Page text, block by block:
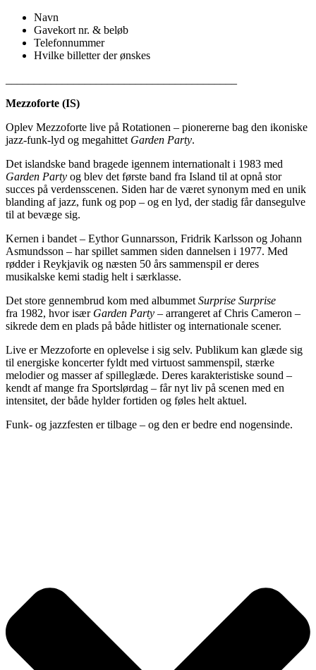
Navn
Gavekort nr. & beløb
Telefonnummer
Hvilke billetter der ønskes
Mezzoforte (IS)
Oplev Mezzoforte live på Rotationen – pionererne bag den ikoniske
jazz-funk-lyd og megahittet Garden Party.
Det islandske band bragede igennem internationalt i 1983 med
Garden Party og blev det første band fra Island til at opnå stor
succes på verdensscenen. Siden har de været synonym med en unik
blanding af jazz, funk og pop – og en lyd, der stadig får dansegulve
til at bevæge sig.
Kernen i bandet – Eythor Gunnarsson, Fridrik Karlsson og Johann
Asmundsson – har spillet sammen siden dannelsen i 1977. Med
rødder i Reykjavik og næsten 50 års sammenspil er deres
musikalske kemi stadig helt i særklasse.
Det store gennembrud kom med albummet Surprise Surprise
fra 1982, hvor især Garden Party – arrangeret af Chris Cameron –
sikrede dem en plads på både hitlister og internationale scener.
Live er Mezzoforte en oplevelse i sig selv. Publikum kan glæde sig
til energiske koncerter fyldt med virtuost sammenspil, stærke
melodier og masser af spilleglæde. Deres karakteristiske sound –
kendt af mange fra Sportslørdag – får nyt liv på scenen med en
intensitet, der både hylder fortiden og føles helt aktuel.
Funk- og jazzfesten er tilbage – og den er bedre end nogensinde.